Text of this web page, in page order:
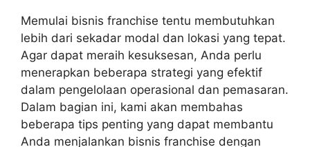
Memulai bisnis franchise tentu membutuhkan
lebih dari sekadar modal dan lokasi yang tepat.
Agar dapat meraih kesuksesan, Anda perlu
menerapkan beberapa strategi yang efektif
dalam pengelolaan operasional dan pemasaran.
Dalam bagian ini, kami akan membahas
beberapa tips penting yang dapat membantu
Anda menjalankan bisnis franchise dengan